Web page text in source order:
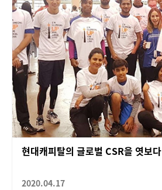
현대캐피탈의 글로벌 CSR을 엿보다
2020.04.17